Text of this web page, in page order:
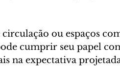
ou espaços
cumprir seu papel
na expectativa